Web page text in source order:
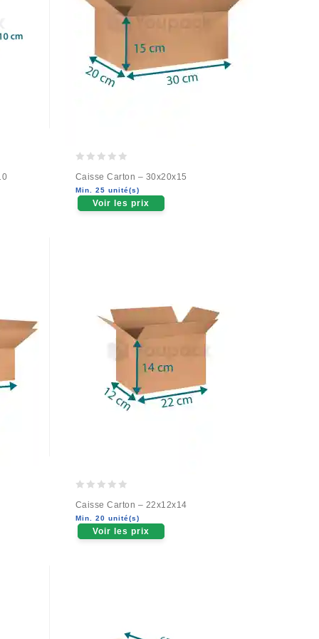
out
of
5
Caisse Carton – 30x20x15
Min. 25 unité(s)
Voir les prix
out
of
5
Caisse Carton – 22x12x14
Min. 20 unité(s)
Voir les prix